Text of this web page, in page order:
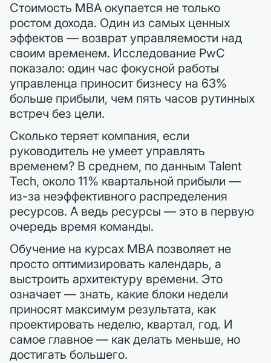
Стоимость MBA окупается не только
ростом дохода. Один из самых ценных
эффектов — возврат управляемости над
своим временем. Исследование PwC
показало: один час фокусной работы
управленца приносит бизнесу на 63%
больше прибыли, чем пять часов рутинных
встреч без цели.
Сколько теряет компания, если
руководитель не умеет управлять
временем? В среднем, по данным Talent
Tech, около 11% квартальной прибыли —
из-за неэффективного распределения
ресурсов. А ведь ресурсы — это в первую
очередь время команды.
Обучение на курсах MBA позволяет не
просто оптимизировать календарь, а
выстроить архитектуру времени. Это
означает — знать, какие блоки недели
приносят максимум результата, как
проектировать неделю, квартал, год. И
самое главное — как делать меньше, но
достигать большего.